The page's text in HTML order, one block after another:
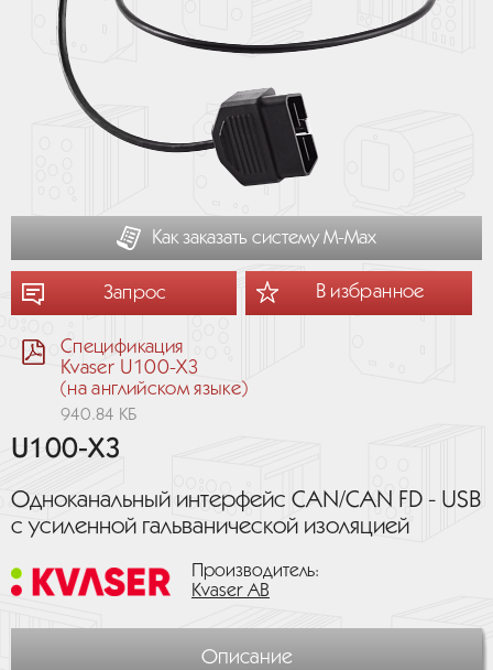
Как заказать систему М-Мах
Запрос В избранное
Спецификация
Kvaser U100-X3
(на английском языке)
940.84 КБ
U100-X3
Одноканальный интерфейс CAN/CAN FD - USB
с усиленной гальванической изоляцией
Производитель:
Kvaser AB
Описание